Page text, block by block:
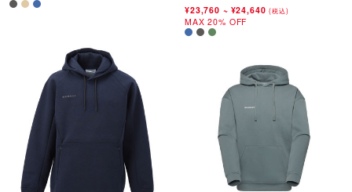
¥23,760 ~ ¥24,640(税込)
MAX 20% OFF